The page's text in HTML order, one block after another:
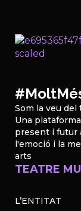
Som la veu del
Una
present i futur
l'emoció i la
arts
TEATRE
L’ENTITAT